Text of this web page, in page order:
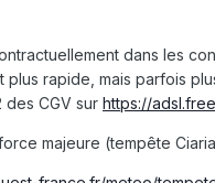
dans les
plus rapide, mais parfois
des CGV sur https://
majeure (tempête